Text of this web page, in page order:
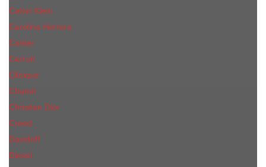
Calvin Klein
Carolina Herrera
Cartier
Cerruti
Сliniquе
Chanel
Christian Dior
Creed
Davidoff
Diesel